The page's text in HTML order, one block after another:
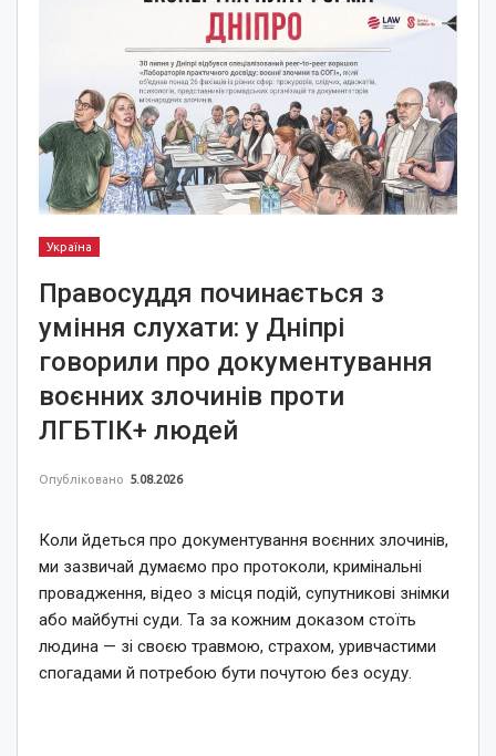
Україна
Правосуддя починається з
уміння слухати: у Дніпрі
говорили про документування
воєнних злочинів проти
ЛГБТІК+ людей
Опубліковано 5.08.2026
Коли йдеться про документування воєнних злочинів,
ми зазвичай думаємо про протоколи, кримінальні
провадження, відео з місця подій, супутникові знімки
або майбутні суди. Та за кожним доказом стоїть
людина — зі своєю травмою, страхом, уривчастими
спогадами й потребою бути почутою без осуду.